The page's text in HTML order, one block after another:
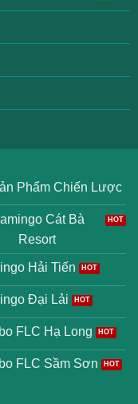
Phẩm Chiến Lược
Cát Bà
Resort
Hải Tiến
Đại Lải
FLC Hạ Long
FLC Sầm Sơn